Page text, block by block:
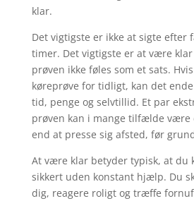
klar.
Det vigtigste er ikke at sigte efter
timer. Det vigtigste er at være
prøven ikke føles som et sats.
køreprøve for tidligt, kan det
tid, penge og selvtillid. Et par
prøven kan i mange tilfælde være
end at presse sig afsted, før
At være klar betyder typisk, at du
sikkert uden konstant hjælp. Du
dig, reagere roligt og træffe